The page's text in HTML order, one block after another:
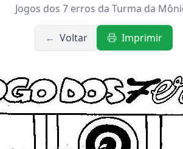
Jogos dos 7 erros da Turma da
← Voltar Imprimir